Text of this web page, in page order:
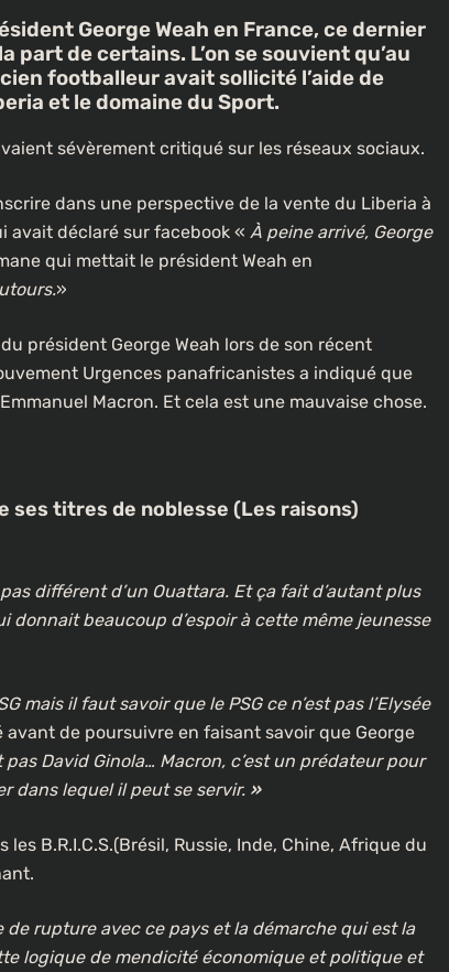
George Weah en France, ce dernier
de certains. L’on se souvient qu’au
footballeur avait sollicité l’aide de
et le domaine du Sport.
sévèrement critiqué sur les réseaux sociaux.
dans une perspective de la vente du Liberia à
avait déclaré sur facebook « À peine arrivé, George
qui mettait le président Weah en
»
président George Weah lors de son récent
Urgences panafricanistes a indiqué que
Emmanuel Macron. Et cela est une mauvaise chose.
ses titres de noblesse (Les raisons)
différent d’un Ouattara. Et ça fait d’autant plus
donnait beaucoup d’espoir à cette même jeunesse
mais il faut savoir que le PSG ce n’est pas l’Elysée
de poursuivre en faisant savoir que George
pas David Ginola… Macron, c’est un prédateur pour
dans lequel il peut se servir. »
B.R.I.C.S.(Brésil, Russie, Inde, Chine, Afrique du
de rupture avec ce pays et la démarche qui est la
logique de mendicité économique et politique et
À LA UNE CULTURE
[FOCUS] 20 ans après : Retour sur
3 semaines ago